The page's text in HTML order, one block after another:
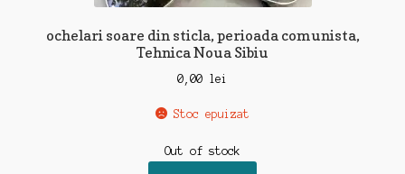
ochelari soare din sticla, perioada comunista,
Tehnica Noua Sibiu
0,00 lei
Stoc epuizat
Out of stock